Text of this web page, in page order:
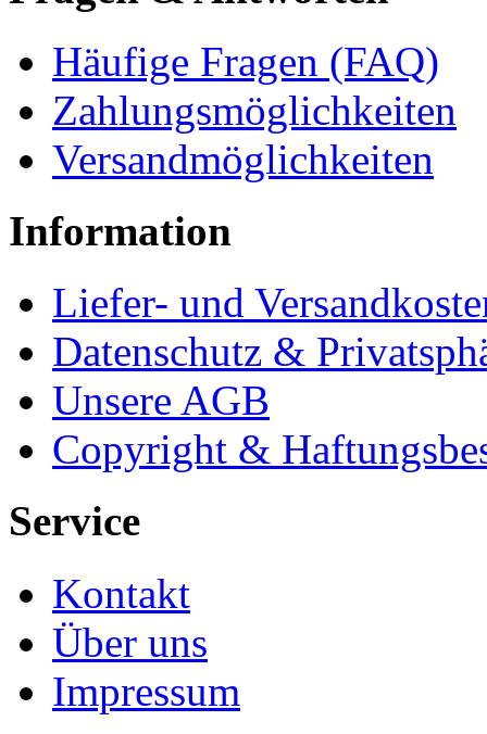
Häufige Fragen (FAQ)
Zahlungsmöglichkeiten
Versandmöglichkeiten
Information
Liefer- und
Datenschutz &
Unsere AGB
Copyright &
Service
Kontakt
Über uns
Impressum